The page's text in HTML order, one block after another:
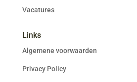
Vacatures
Links
Algemene voorwaarden
Privacy Policy